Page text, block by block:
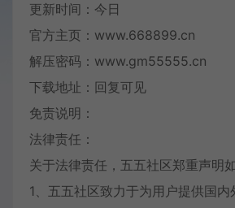
更新时间：今日
官方主页：www.668899.cn
解压密码：www.gm55555.cn
下载地址：回复可见
免责说明：
法律责任：
关于法律责任，五五社区郑重声明
1、五五社区致力于为用户提供国